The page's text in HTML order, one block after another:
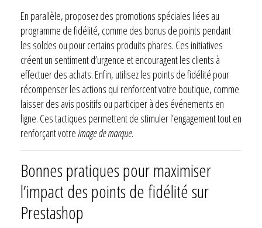
En parallèle, proposez des promotions spéciales liées au
programme de fidélité, comme des bonus de points pendant
les soldes ou pour certains produits phares. Ces initiatives
créent un sentiment d’urgence et encouragent les clients à
effectuer des achats. Enfin, utilisez les points de fidélité pour
récompenser les actions qui renforcent votre boutique, comme
laisser des avis positifs ou participer à des événements en
ligne. Ces tactiques permettent de stimuler l’engagement tout en
renforçant votreimage de marque.
Bonnes pratiques pour maximiser
l’impact des points de fidélité sur
Prestashop